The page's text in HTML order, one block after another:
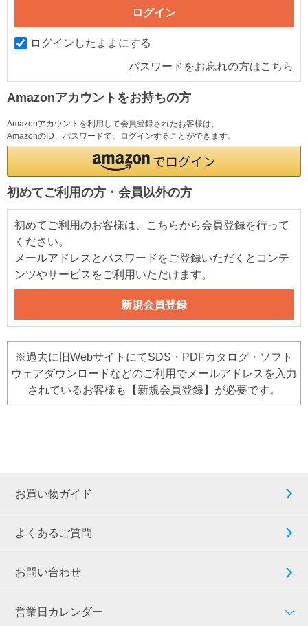
ログインしたままにする
パスワードをお忘れの方はこちら
Amazonアカウントをお持ちの方
Amazonアカウントを利用して会員登録されたお客様は、
AmazonのID、パスワードで、ログインすることができます。
初めてご利用の方・会員以外の方
初めてご利用のお客様は、こちらから会員登録を行って
ください。
メールアドレスとパスワードをご登録いただくとコンテ
ンツやサービスをご利用いただけます。
※過去に旧WebサイトにてSDS・PDFカタログ・ソフト
ウェアダウンロードなどのご利用でメールアドレスを入力
されているお客様も【新規会員登録】が必要です。
お買い物ガイド
よくあるご質問
お問い合わせ
営業日カレンダー